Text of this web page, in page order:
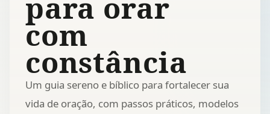
com
constância
Um guia sereno e bíblico para fortalecer sua
vida de oração, com passos práticos, modelos